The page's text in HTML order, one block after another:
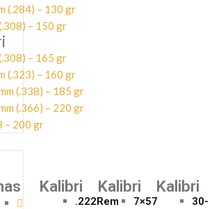
(.284) – 130 gr
– 150 gr
– 165 gr
(.323) – 160 gr
(.338) – 185 gr
(.366) – 220 gr
– 200 gr
Kalibri
.222Rem
Kalibri
7×57
Kalibri
30-